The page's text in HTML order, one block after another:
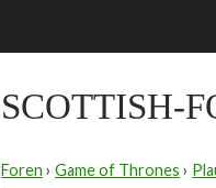
SCOTTISH-
Foren › Game of Thrones ›